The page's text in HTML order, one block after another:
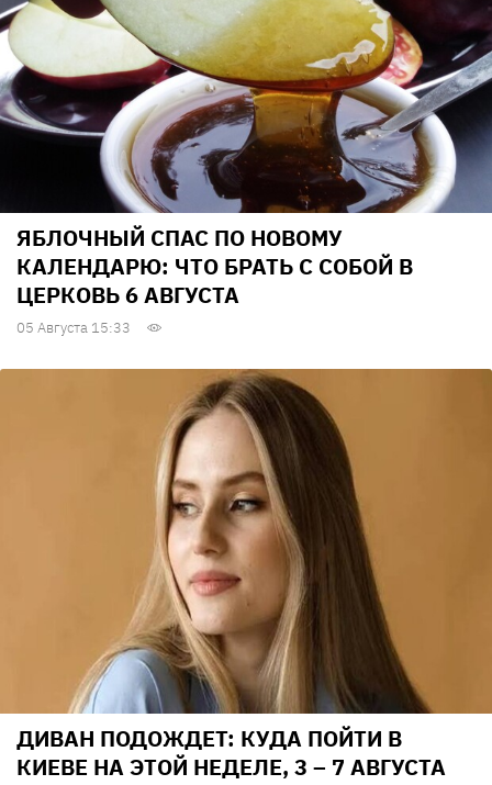
ЯБЛОЧНЫЙ СПАС ПО НОВОМУ
КАЛЕНДАРЮ: ЧТО БРАТЬ С СОБОЙ В
ЦЕРКОВЬ 6 АВГУСТА
05 Августа 15:33
ДИВАН ПОДОЖДЕТ: КУДА ПОЙТИ В
КИЕВЕ НА ЭТОЙ НЕДЕЛЕ, 3 – 7 АВГУСТА